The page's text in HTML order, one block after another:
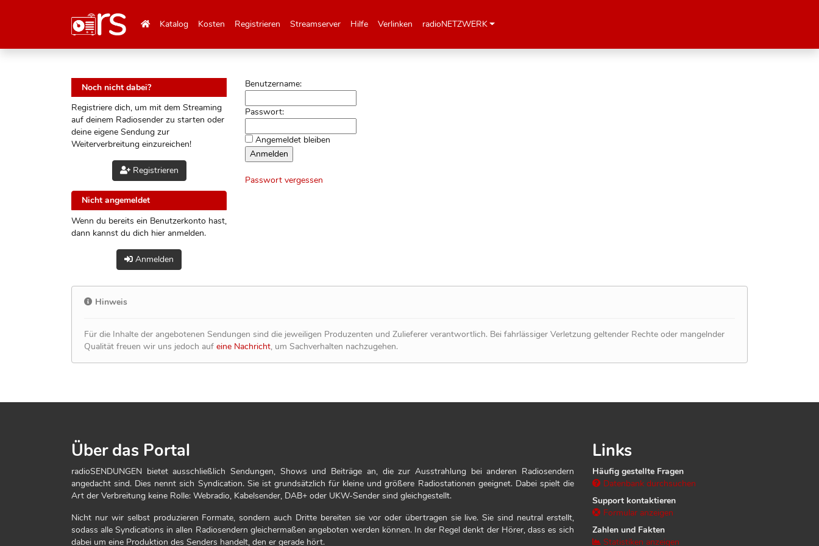
Katalog Kosten Registrieren Streamserver Hilfe Verlinken radioNETZWERK
Benutzername:
Passwort:
Angemeldet bleiben
Passwort vergessen
Noch nicht dabei?
Registriere dich, um mit dem Streaming
auf deinem Radiosender zu starten oder
deine eigene Sendung zur
Weiterverbreitung einzureichen!
Registrieren
Nicht angemeldet
Wenn du bereits ein Benutzerkonto hast,
dann kannst du dich hier anmelden.
Anmelden
Hinweis
Für die Inhalte der angebotenen Sendungen sind die jeweiligen Produzenten und Zulieferer verantwortlich. Bei fahrlässiger Verletzung geltender Rechte oder mangelnder
Qualität freuen wir uns jedoch auf eine Nachricht, um Sachverhalten nachzugehen.
Über das Portal
radioSENDUNGEN bietet ausschließlich Sendungen, Shows und Beiträge an, die zur Ausstrahlung bei anderen Radiosendern
angedacht sind. Dies nennt sich Syndication. Sie ist grundsätzlich für kleine und größere Radiostationen geeignet. Dabei spielt die
Art der Verbreitung keine Rolle: Webradio, Kabelsender, DAB+ oder UKW-Sender sind gleichgestellt.
Nicht nur wir selbst produzieren Formate, sondern auch Dritte bereiten sie vor oder übertragen sie live. Sie sind neutral erstellt,
sodass alle Syndications in allen Radiosendern gleichermaßen angeboten werden können. In der Regel denkt der Hörer, dass es sich
dabei um eine Produktion des Senders handelt, den er gerade hört.
Links
Häufig gestellte Fragen
Datenbank durchsuchen
Support kontaktieren
Formular anzeigen
Zahlen und Fakten
Statistiken anzeigen